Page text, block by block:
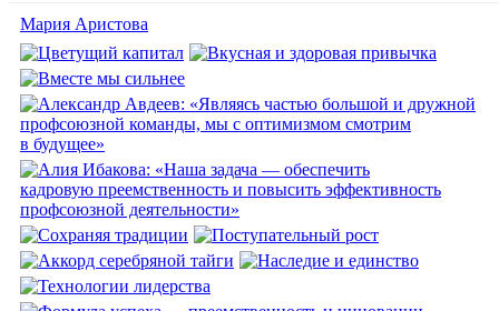
Мария Аристова